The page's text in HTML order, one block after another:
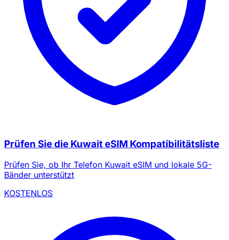
Prüfen Sie die Kuwait eSIM Kompatibilitätsliste
Prüfen Sie, ob Ihr Telefon Kuwait eSIM und lokale 5G-
Bänder unterstützt
KOSTENLOS